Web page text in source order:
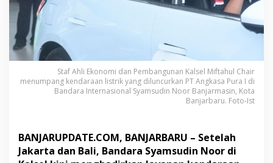
t
r
i
k
t
a
r
Staf Ahli Ekonomi dan Pembangunan Kalsel Miftahul Chair
menumpang kendaraan listrik yang diluncurkan PT Angkasa Pura I di
Bandara Internasional Syamsudin Noor Banjarmasin, Kota
Banjarbaru. Foto-Ist
BANJARUPDATE.COM, BANJARBARU – Setelah
Jakarta dan Bali, Bandara Syamsudin Noor di